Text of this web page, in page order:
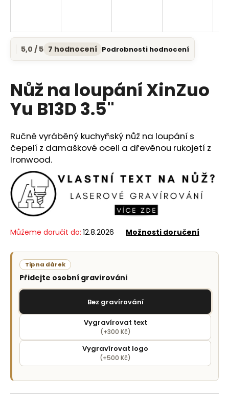
Průměrné
hodnocení
je
5,0
z
5
5,0 / 5 7 hodnocení Podrobnosti hodnocení
Nůž na loupání XinZuo
Yu B13D 3.5"
Ručně vyráběný kuchyňský nůž na loupání s
čepelí z damaškové oceli a dřevěnou rukojetí z
Ironwood.
Můžeme doručit do: 12.8.2026 Možnosti doručení
Tip na dárek
Přidejte osobní gravírování
Bez gravírování
Vygravírovat text
(+300 Kč)
Vygravírovat logo
(+500 Kč)
í
?
HLEDAT
D
o
p
o
r
č
j
m